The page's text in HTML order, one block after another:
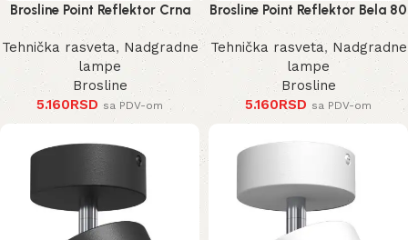
Brosline Point Reflektor Crna
80 mm 170 mm 2281 mm
Tehnička rasveta, Nadgradne
lampe
Brosline
5.160RSD sa PDV-om
Brosline Point Reflektor Bela 80
mm 170 mm 2283 mm
Tehnička rasveta, Nadgradne
lampe
Brosline
5.160RSD sa PDV-om